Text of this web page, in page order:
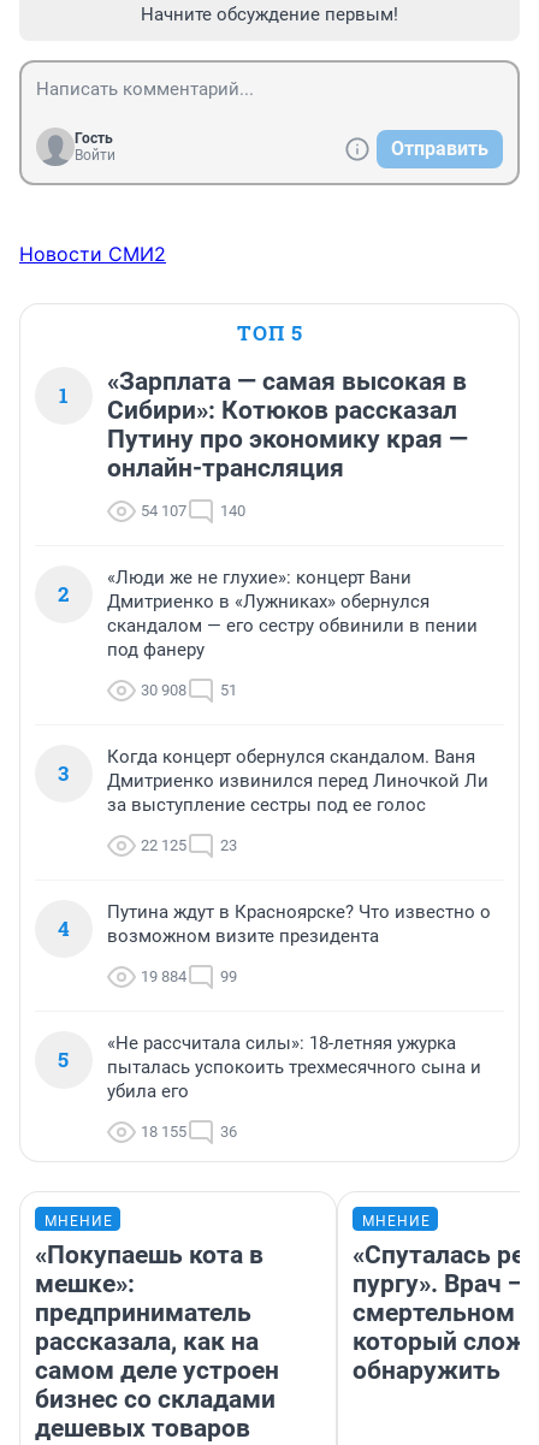
Начните обсуждение первым!
Гость
Войти
Отправить
Новости СМИ2
ТОП 5
1
«Зарплата — самая высокая в
Сибири»: Котюков рассказал
Путину про экономику края —
онлайн-трансляция
54 107 140
2
«Люди же не глухие»: концерт Вани
Дмитриенко в «Лужниках» обернулся
скандалом — его сестру обвинили в пении
под фанеру
30 908 51
3
Когда концерт обернулся скандалом. Ваня
Дмитриенко извинился перед Линочкой Ли
за выступление сестры под ее голос
22 125 23
4
Путина ждут в Красноярске? Что известно о
возможном визите президента
19 884 99
5
«Не рассчитала силы»: 18-летняя ужурка
пыталась успокоить трехмесячного сына и
убила его
18 155 36
МНЕНИЕ
«Покупаешь кота в
мешке»:
предприниматель
рассказала, как на
самом деле устроен
бизнес со складами
дешевых товаров
МНЕНИЕ
«Спуталась
пургу». Врач —
смертельном
который
обнаружить